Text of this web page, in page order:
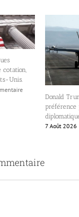
cotation,
Unis.
Donald
préférence
7 Août 2026